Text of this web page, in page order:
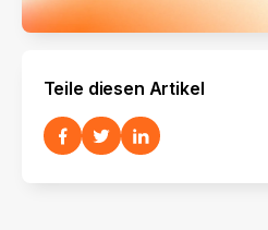
Teile diesen Artikel